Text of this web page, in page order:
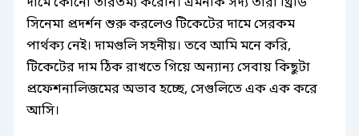
দামে কোনো তারতম্য করেনি। এমনকি সদ্য তারা থ্রিডি
সিনেমা প্রদর্শন শুরু করলেও টিকেটের দামে সেরকম
পার্থক্য নেই। দামগুলি সহনীয়। তবে আমি মনে করি,
টিকেটের দাম ঠিক রাখতে গিয়ে অন্যান্য সেবায় কিছুটা
প্রফেশনালিজমের অভাব হচ্ছে, সেগুলিতে এক এক করে
আসি।